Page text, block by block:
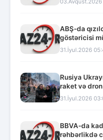
ABŞ-da
göstəricisi
31.İyul.2026
Rusiya
raket və
31.İyul.2026
BBVA-da
rəhbərlikdə